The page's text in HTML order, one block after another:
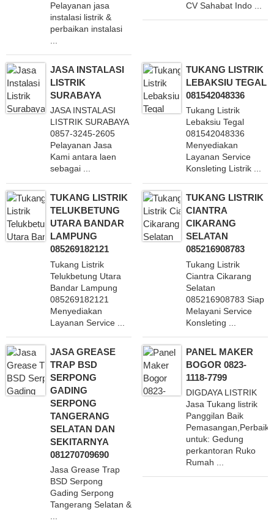
Pelayanan jasa
instalasi listrik &
perbaikan instalasi
CV Sahabat Indo ...
JASA INSTALASI
LISTRIK
SURABAYA
JASA INSTALASI
LISTRIK SURABAYA
0857-3245-2605
Pelayanan Jasa
Kami antara laen
sebagai ...
TUKANG LISTRIK
LEBAKSIU TEGAL
081542048336
Tukang Listrik
Lebaksiu Tegal
081542048336
Menyediakan
Layanan Service
Konsleting Listrik ...
TUKANG LISTRIK
TELUKBETUNG
UTARA BANDAR
LAMPUNG
085269182121
Tukang Listrik
Telukbetung Utara
Bandar Lampung
085269182121
Menyediakan
Layanan Service ...
TUKANG LISTRIK
CIANTRA
CIKARANG
SELATAN
085216908783
Tukang Listrik
Ciantra Cikarang
Selatan
085216908783 Siap
Melayani Service
Konsleting ...
JASA GREASE
TRAP BSD
SERPONG
GADING
SERPONG
TANGERANG
SELATAN DAN
SEKITARNYA
081270709690
Jasa Grease Trap
BSD Serpong
Gading Serpong
Tangerang Selatan &
PANEL MAKER
BOGOR 0823-
1118-7799
DIGDAYA LISTRIK
Jasa Tukang listrik
Panggilan Baik
untuk: Gedung
perkantoran Ruko
Rumah ...